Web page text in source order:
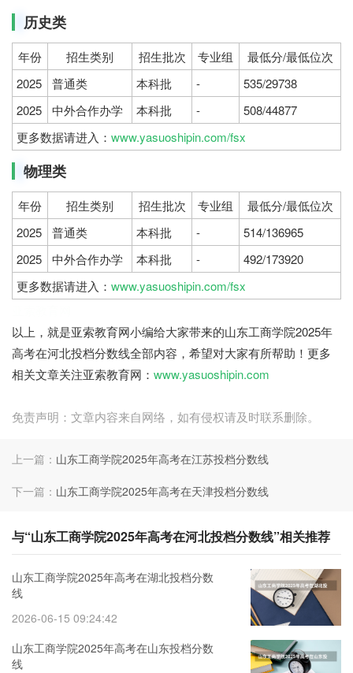
历史类
年份 招生类别 招生批次 专业组
最低分/最低位次
2025
普通类 本科批 -
535/29738
2025
中外合作办学 本科批 -
508/44877
更多数据请进入： www.yasuoshipin.com/fsx
物理类
年份 招生类别 招生批次 专业组
最低分/最低位次
2025
普通类 本科批 -
514/136965
2025
中外合作办学 本科批 -
492/173920
更多数据请进入： www.yasuoshipin.com/fsx
以上，就是亚索教育网小编给大家带来的山东工商学院2025年
高考在河北投档分数线全部内容，希望对大家有所帮助！更多
相关文章关注亚索教育网： www.yasuoshipin.com
免责声明：文章内容来自网络，如有侵权请及时联系删除。
上一篇： 山东工商学院2025年高考在江苏投档分数线
下一篇： 山东工商学院2025年高考在天津投档分数线
与“山东工商学院2025年高考在河北投档分数线”相关推荐
山东工商学院2025年高考在湖北投档分数
线
2026-06-15 09:24:42
山东工商学院2025年高考在山东投档分数
线